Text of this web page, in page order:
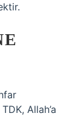
Allah’a